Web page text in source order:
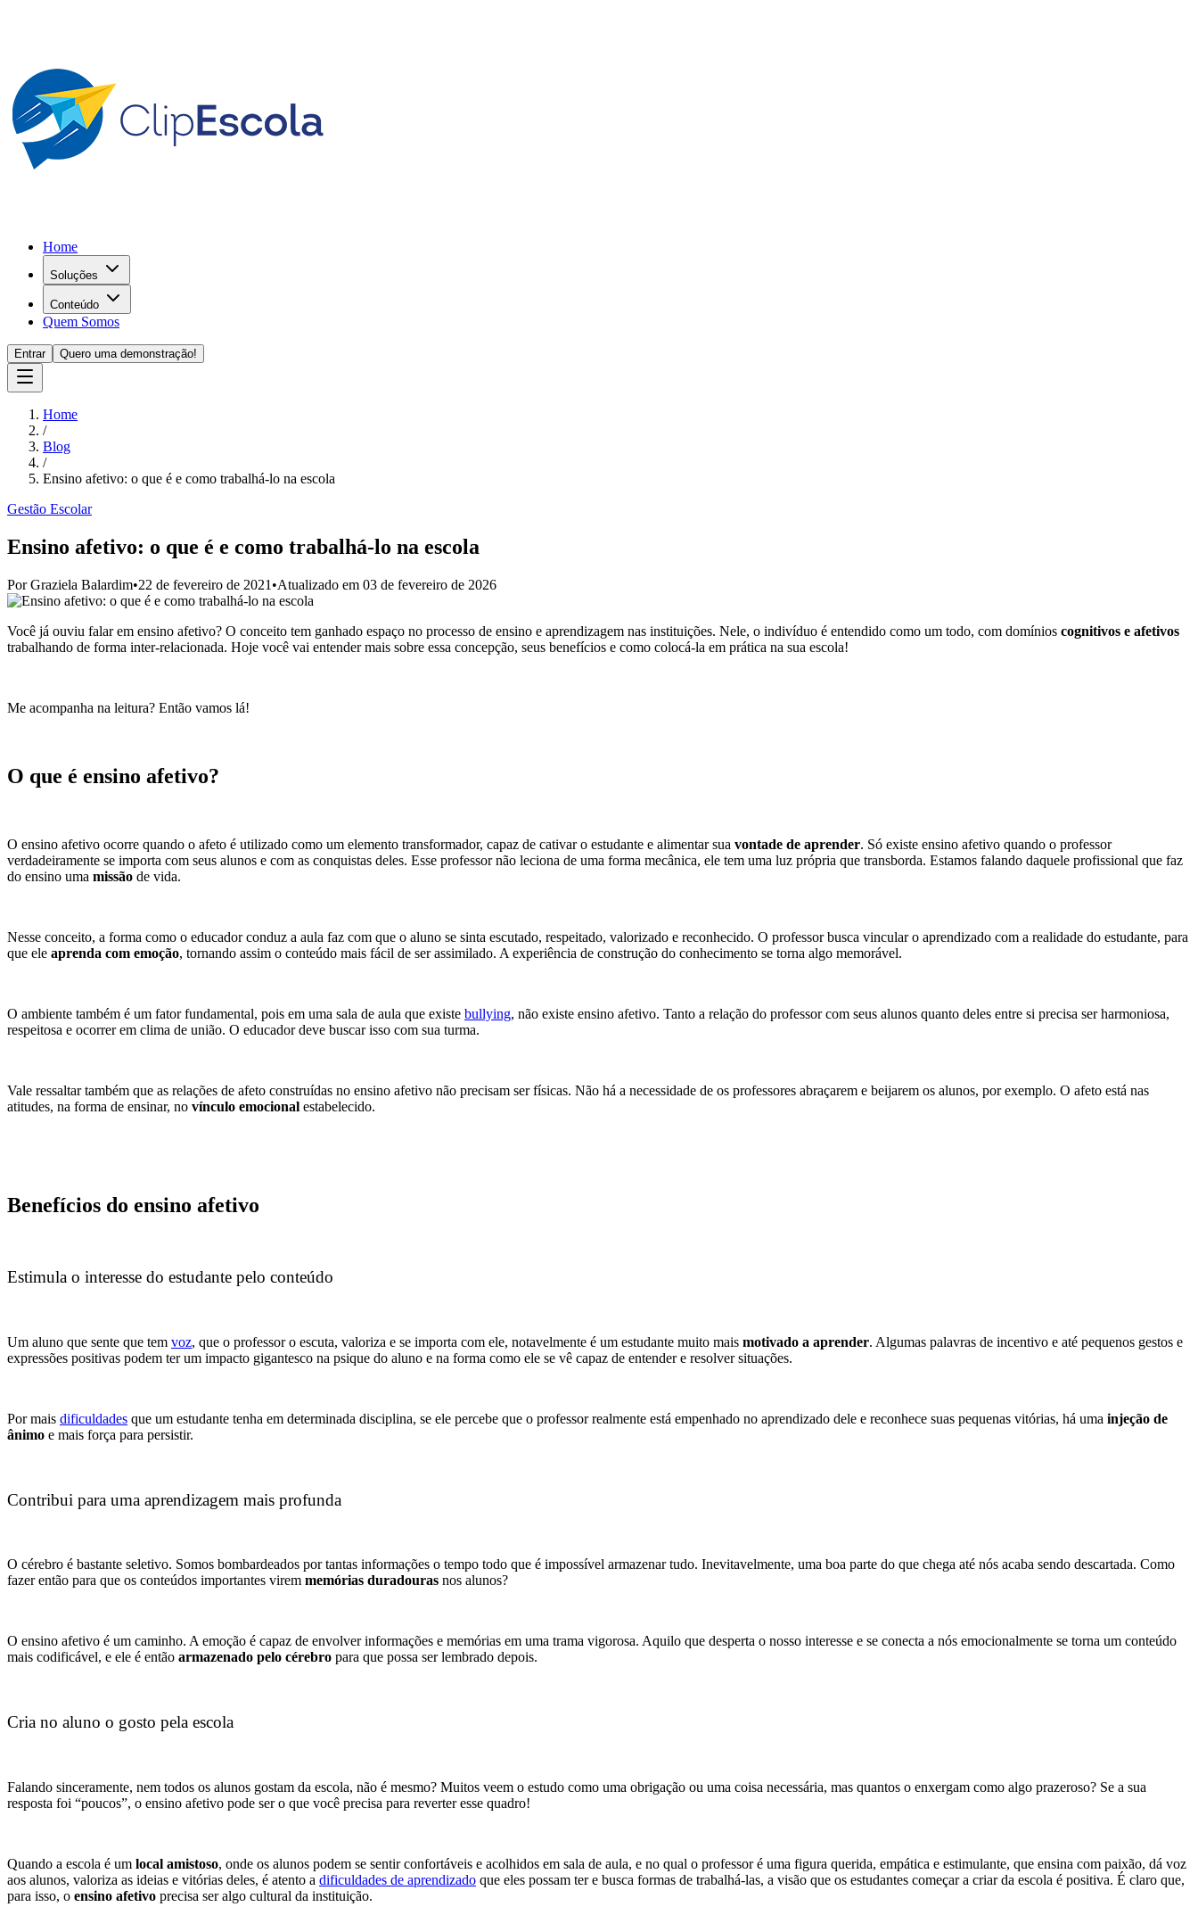
Home
Soluções
Conteúdo
Quem Somos
Entrar Quero uma demonstração!
Home
/
Blog
/
Ensino afetivo: o que é e como trabalhá-lo na escola
Gestão Escolar
Ensino afetivo: o que é e como trabalhá-lo na escola
PorGraziela Balardim•22 de fevereiro de 2021 •Atualizado em 03 de fevereiro de 2026
Você já ouviu falar em ensino afetivo? O conceito tem ganhado espaço no processo de ensino e aprendizagem nas instituições. Nele, o indivíduo é entendido como um todo, com domínios cognitivos e afetivos
trabalhando de forma inter-relacionada. Hoje você vai entender mais sobre essa concepção, seus benefícios e como colocá-la em prática na sua escola!
Me acompanha na leitura? Então vamos lá!
O que é ensino afetivo?
O ensino afetivo ocorre quando o afeto é utilizado como um elemento transformador, capaz de cativar o estudante e alimentar sua vontade de aprender. Só existe ensino afetivo quando o professor
verdadeiramente se importa com seus alunos e com as conquistas deles. Esse professor não leciona de uma forma mecânica, ele tem uma luz própria que transborda. Estamos falando daquele profissional que faz
do ensino uma missão de vida.
Nesse conceito, a forma como o educador conduz a aula faz com que o aluno se sinta escutado, respeitado, valorizado e reconhecido. O professor busca vincular o aprendizado com a realidade do estudante, para
que ele aprenda com emoção, tornando assim o conteúdo mais fácil de ser assimilado. A experiência de construção do conhecimento se torna algo memorável.
O ambiente também é um fator fundamental, pois em uma sala de aula que existe bullying, não existe ensino afetivo. Tanto a relação do professor com seus alunos quanto deles entre si precisa ser harmoniosa,
respeitosa e ocorrer em clima de união. O educador deve buscar isso com sua turma.
Vale ressaltar também que as relações de afeto construídas no ensino afetivo não precisam ser físicas. Não há a necessidade de os professores abraçarem e beijarem os alunos, por exemplo. O afeto está nas
atitudes, na forma de ensinar, no vínculo emocional estabelecido.
Benefícios do ensino afetivo
Estimula o interesse do estudante pelo conteúdo
Um aluno que sente que tem voz, que o professor o escuta, valoriza e se importa com ele, notavelmente é um estudante muito mais motivado a aprender. Algumas palavras de incentivo e até pequenos gestos e
expressões positivas podem ter um impacto gigantesco na psique do aluno e na forma como ele se vê capaz de entender e resolver situações.
Por mais dificuldades que um estudante tenha em determinada disciplina, se ele percebe que o professor realmente está empenhado no aprendizado dele e reconhece suas pequenas vitórias, há uma injeção de
ânimo e mais força para persistir.
Contribui para uma aprendizagem mais profunda
O cérebro é bastante seletivo. Somos bombardeados por tantas informações o tempo todo que é impossível armazenar tudo. Inevitavelmente, uma boa parte do que chega até nós acaba sendo descartada. Como
fazer então para que os conteúdos importantes virem memórias duradouras nos alunos?
O ensino afetivo é um caminho. A emoção é capaz de envolver informações e memórias em uma trama vigorosa. Aquilo que desperta o nosso interesse e se conecta a nós emocionalmente se torna um conteúdo
mais codificável, e ele é então armazenado pelo cérebro para que possa ser lembrado depois.
Cria no aluno o gosto pela escola
Falando sinceramente, nem todos os alunos gostam da escola, não é mesmo? Muitos veem o estudo como uma obrigação ou uma coisa necessária, mas quantos o enxergam como algo prazeroso? Se a sua
resposta foi “poucos”, o ensino afetivo pode ser o que você precisa para reverter esse quadro!
Quando a escola é um local amistoso, onde os alunos podem se sentir confortáveis e acolhidos em sala de aula, e no qual o professor é uma figura querida, empática e estimulante, que ensina com paixão, dá voz
aos alunos, valoriza as ideias e vitórias deles, é atento a dificuldades de aprendizado que eles possam ter e busca formas de trabalhá-las, a visão que os estudantes começar a criar da escola é positiva. É claro que,
para isso, o ensino afetivo precisa ser algo cultural da instituição.